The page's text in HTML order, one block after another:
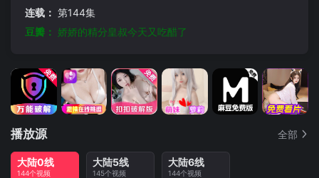
连载： 第144集
豆瓣： 娇娇的精分皇叔今天又吃醋了
播放源 全部
大陆0线
144个视频
大陆5线
145个视频
大陆6线
144个视频